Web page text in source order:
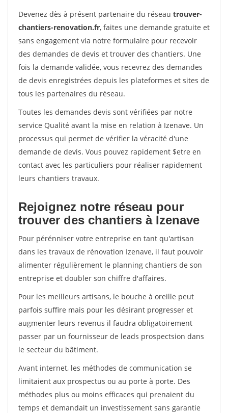
Devenez dès à présent partenaire du réseau trouver-
chantiers-renovation.fr, faites une demande gratuite et
sans engagement via notre formulaire pour recevoir
des demandes de devis et trouver des chantiers. Une
fois la demande validée, vous recevrez des demandes
de devis enregistrées depuis les plateformes et sites de
tous les partenaires du réseau.
Toutes les demandes devis sont vérifiées par notre
service Qualité avant la mise en relation à Izenave. Un
processus qui permet de vérifier la véracité d'une
demande de devis. Vous pouvez rapidement $etre en
contact avec les particuliers pour réaliser rapidement
leurs chantiers travaux.
Rejoignez notre réseau pour
trouver des chantiers à Izenave
Pour pérénniser votre entreprise en tant qu'artisan
dans les travaux de rénovation Izenave, il faut pouvoir
alimenter régulièrement le planning chantiers de son
entreprise et doubler son chiffre d'affaires.
Pour les meilleurs artisans, le bouche à oreille peut
parfois suffire mais pour les désirant progresser et
augmenter leurs revenus il faudra obligatoirement
passer par un fournisseur de leads prospectsion dans
le secteur du bâtiment.
Avant internet, les méthodes de communication se
limitaient aux prospectus ou au porte à porte. Des
méthodes plus ou moins efficaces qui prenaient du
temps et demandait un investissement sans garantie